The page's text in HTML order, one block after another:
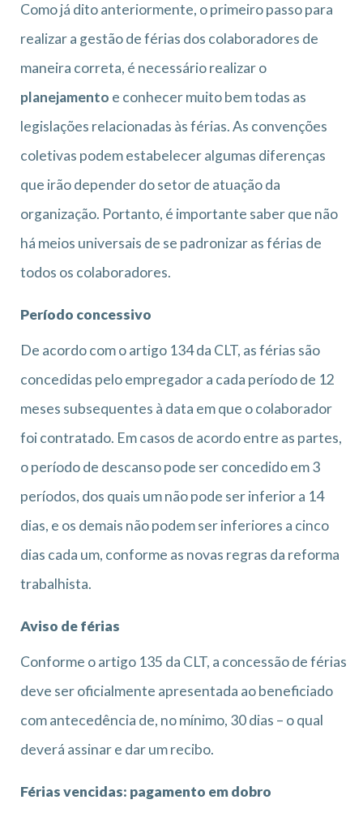
Como já dito anteriormente, o primeiro passo para
realizar a gestão de férias dos colaboradores de
maneira correta, é necessário realizar o
planejamento e conhecer muito bem todas as
legislações relacionadas às férias. As convenções
coletivas podem estabelecer algumas diferenças
que irão depender do setor de atuação da
organização. Portanto, é importante saber que não
há meios universais de se padronizar as férias de
todos os colaboradores.
Período concessivo
De acordo com o artigo 134 da CLT, as férias são
concedidas pelo empregador a cada período de 12
meses subsequentes à data em que o colaborador
foi contratado. Em casos de acordo entre as partes,
o período de descanso pode ser concedido em 3
períodos, dos quais um não pode ser inferior a 14
dias, e os demais não podem ser inferiores a cinco
dias cada um, conforme as novas regras da reforma
trabalhista.
Aviso de férias
Conforme o artigo 135 da CLT, a concessão de férias
deve ser oficialmente apresentada ao beneficiado
com antecedência de, no mínimo, 30 dias – o qual
deverá assinar e dar um recibo.
Férias vencidas: pagamento em dobro